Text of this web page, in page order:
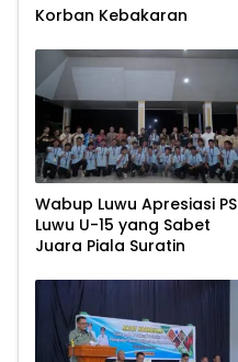
Korban Kebakaran
Wabup Luwu Apresiasi PS
Luwu U-15 yang Sabet
Juara Piala Suratin